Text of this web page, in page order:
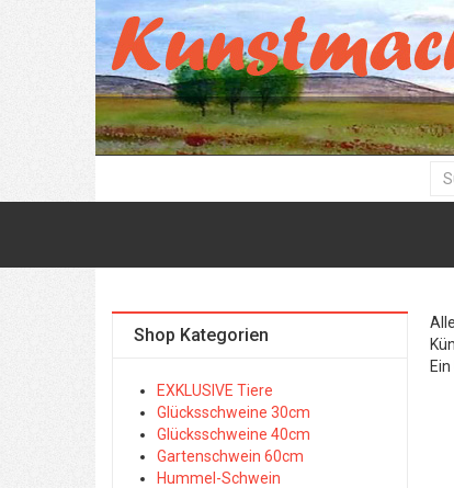
Shop Kategorien
EXKLUSIVE Tiere
Glücksschweine 30cm
Glücksschweine 40cm
Gartenschwein 60cm
Hummel-Schwein